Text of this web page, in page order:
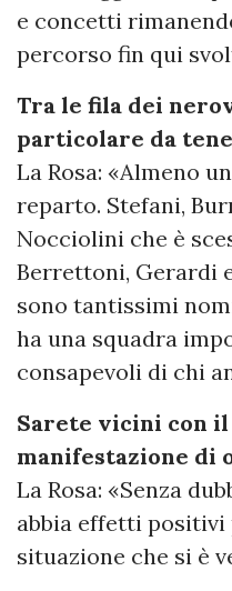
e concetti
percorso fin qui
Tra le fila dei
particolare da
La Rosa: «Almeno
reparto. Stefani,
Nocciolini che è
Berrettoni, Gerardi
sono tantissimi
ha una squadra
consapevoli di chi
Sarete vicini con
manifestazione di
La Rosa: «Senza
abbia effetti positivi
situazione che si è